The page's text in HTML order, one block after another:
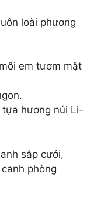
loài phương
em tươm mật
hương núi Li-
sắp cưới,
phòng